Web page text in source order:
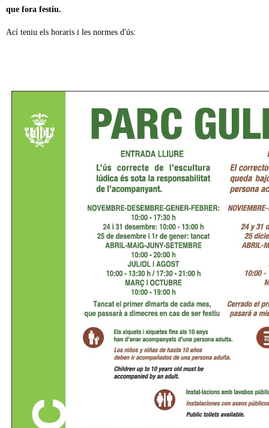
que fora festiu.
Ací teniu els horaris i les normes d'ús: